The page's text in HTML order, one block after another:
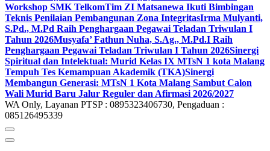
Workshop SMK TelkomTim ZI Matsanewa Ikuti Bimbingan
Teknis Penilaian Pembangunan Zona IntegritasIrma Mulyanti,
S.Pd., M.Pd Raih Penghargaan Pegawai Teladan Triwulan I
Tahun 2026Musyafa’ Fathun Nuha, S.Ag., M.Pd.I Raih
Penghargaan Pegawai Teladan Triwulan I Tahun 2026Sinergi
Spiritual dan Intelektual: Murid Kelas IX MTsN 1 kota Malang
Tempuh Tes Kemampuan Akademik (TKA)Sinergi
Membangun Generasi: MTsN 1 Kota Malang Sambut Calon
Wali Murid Baru Jalur Reguler dan Afirmasi 2026/2027
WA Only, Layanan PTSP : 0895323406730, Pengaduan :
085126495339